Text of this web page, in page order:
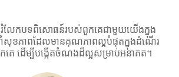
លែកបទពិសោធន៍របស់ពួកគេជាមួយយើងក្នុង
ាំសុខភាពដែលមានគុណភាពល្អបំផុតក្នុងដំណើរ
គេ ដើម្បីបង្កើតចំណងដ៏ល្អសម្រាប់អនាគត។